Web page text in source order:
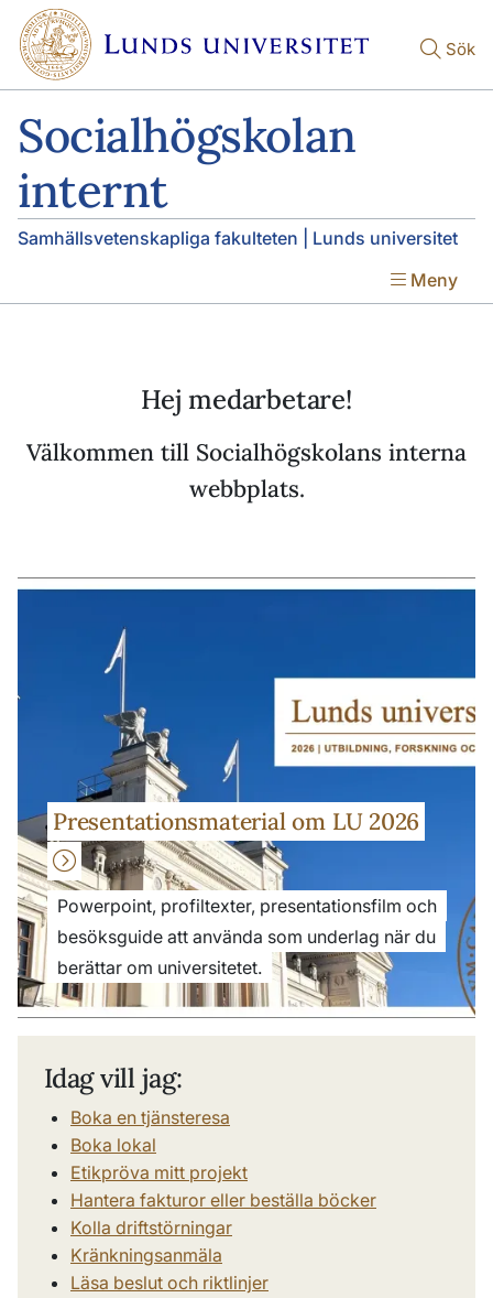
Hoppa till huvudinnehåll
Hoppa till huvudinnehåll
Sök
Socialhögskolan
internt
Samhällsvetenskapliga fakulteten | Lunds universitet
Meny
Hej medarbetare!
Välkommen till Socialhögskolans interna
webbplats.
Presentationsmaterial om LU 2026
Powerpoint, profiltexter, presentationsfilm och
besöksguide att använda som underlag när du
berättar om universitetet.
Idag vill jag:
Boka en tjänsteresa
Boka lokal
Etikpröva mitt projekt
Hantera fakturor eller beställa böcker
Kolla driftstörningar
Kränkningsanmäla
Läsa beslut och riktlinjer